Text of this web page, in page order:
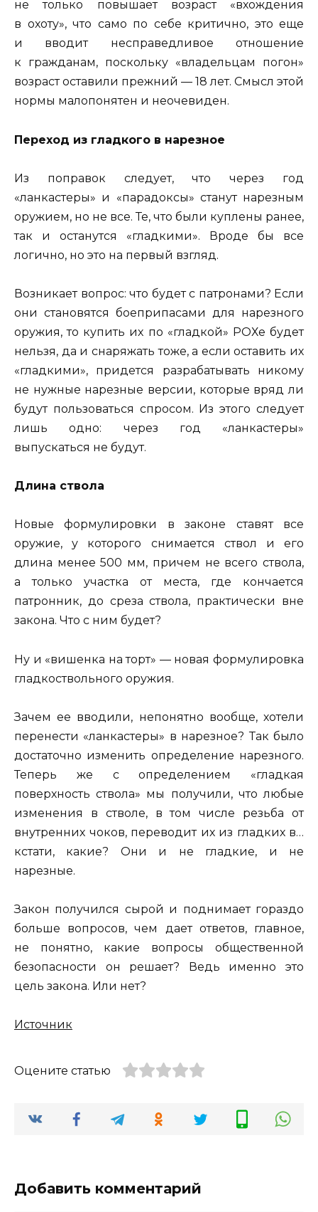
не только повышает возраст «вхождения
в охоту», что само по себе критично, это еще
и вводит несправедливое отношение
к гражданам, поскольку «владельцам погон»
возраст оставили прежний — 18 лет. Смысл этой
нормы малопонятен и неочевиден.
Переход из гладкого в нарезное
Из поправок следует, что через год
«ланкастеры» и «парадоксы» станут нарезным
оружием, но не все. Те, что были куплены ранее,
так и останутся «гладкими». Вроде бы все
логично, но это на первый взгляд.
Возникает вопрос: что будет с патронами? Если
они становятся боеприпасами для нарезного
оружия, то купить их по «гладкой» РОХе будет
нельзя, да и снаряжать тоже, а если оставить их
«гладкими», придется разрабатывать никому
не нужные нарезные версии, которые вряд ли
будут пользоваться спросом. Из этого следует
лишь одно: через год «ланкастеры»
выпускаться не будут.
Длина ствола
Новые формулировки в законе ставят все
оружие, у которого снимается ствол и его
длина менее 500 мм, причем не всего ствола,
а только участка от места, где кончается
патронник, до среза ствола, практически вне
закона. Что с ним будет?
Ну и «вишенка на торт» — новая формулировка
гладкоствольного оружия.
Зачем ее вводили, непонятно вообще, хотели
перенести «ланкастеры» в нарезное? Так было
достаточно изменить определение нарезного.
Теперь же с определением «гладкая
поверхность ствола» мы получили, что любые
изменения в стволе, в том числе резьба от
внутренних чоков, переводит их из гладких в…
кстати, какие? Они и не гладкие, и не
нарезные.
Закон получился сырой и поднимает гораздо
больше вопросов, чем дает ответов, главное,
не понятно, какие вопросы общественной
безопасности он решает? Ведь именно это
цель закона. Или нет?
Источник
Оцените статью
Добавить комментарий